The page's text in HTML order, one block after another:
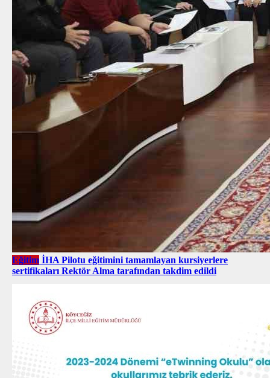
Eğitim İHA Pilotu eğitimini tamamlayan kursiyerlere
sertifikaları Rektör Alma tarafından takdim edildi